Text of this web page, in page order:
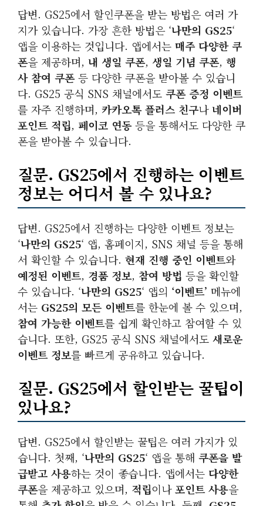
답변. GS25에서 할인쿠폰을 받는 방법은 여러 가
지가 있습니다. 가장 흔한 방법은 ‘나만의 GS25‘
앱을 이용하는 것입니다. 앱에서는 매주 다양한 쿠
폰을 제공하며, 내 생일 쿠폰, 생일 기념 쿠폰, 행
사 참여 쿠폰등 다양한 쿠폰을 받아볼 수 있습니
다. GS25 공식 SNS 채널에서도 쿠폰 증정 이벤트
를 자주 진행하며, 카카오톡 플러스 친구나 네이버
포인트 적립, 페이코 연동등을 통해서도 다양한 쿠
폰을 받아볼 수 있습니다.
질문. GS25에서 진행하는 이벤트
정보는 어디서 볼 수 있나요?
답변. GS25에서 진행하는 다양한 이벤트 정보는
‘나만의 GS25‘ 앱, 홈페이지, SNS 채널 등을 통해
서 확인할 수 있습니다. 현재 진행 중인 이벤트와
예정된 이벤트, 경품 정보, 참여 방법 등을 확인할
수 있습니다. ‘나만의 GS25‘ 앱의 ‘이벤트’ 메뉴에
서는 GS25의 모든 이벤트를 한눈에 볼 수 있으며,
참여 가능한 이벤트를 쉽게 확인하고 참여할 수 있
습니다. 또한, GS25 공식 SNS 채널에서도 새로운
이벤트 정보를 빠르게 공유하고 있습니다.
질문. GS25에서 할인받는 꿀팁이
있나요?
답변. GS25에서 할인받는 꿀팁은 여러 가지가 있
습니다. 첫째, ‘나만의 GS25‘ 앱을 통해 쿠폰을 발
급받고 사용하는 것이 좋습니다. 앱에서는 다양한
쿠폰을 제공하고 있으며, 적립이나포인트 사용을